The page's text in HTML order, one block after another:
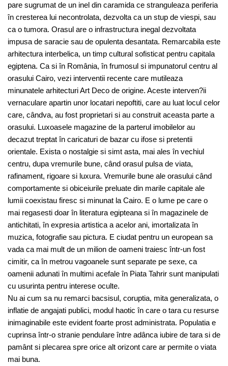
pare sugrumat de un inel din caramida ce stranguleaza periferia
în cresterea lui necontrolata, dezvolta ca un stup de viespi, sau
ca o tumora. Orasul are o infrastructura inegal dezvoltata
impusa de saracie sau de opulenta desantata. Remarcabila este
arhitectura interbelica, un timp cultural sofisticat pentru capitala
egiptena. Ca si în România, în frumosul si impunatorul centru al
orasului Cairo, vezi interventii recente care mutileaza
minunatele arhitecturi Art Deco de origine. Aceste interven?ii
vernaculare apartin unor locatari nepoftiti, care au luat locul celor
care, cândva, au fost proprietari si au construit aceasta parte a
orasului. Luxoasele magazine de la parterul imobilelor au
decazut treptat în caricaturi de bazar cu ifose si pretentii
orientale. Exista o nostalgie si simt asta, mai ales în vechiul
centru, dupa vremurile bune, când orasul pulsa de viata,
rafinament, rigoare si luxura. Vremurile bune ale orasului când
comportamente si obiceiurile preluate din marile capitale ale
lumii coexistau firesc si minunat la Cairo. E o lume pe care o
mai regasesti doar în literatura egipteana si în magazinele de
antichitati, în expresia artistica a acelor ani, imortalizata în
muzica, fotografie sau pictura. E ciudat pentru un european sa
vada ca mai mult de un milion de oameni traiesc într-un fost
cimitir, ca în metrou vagoanele sunt separate pe sexe, ca
oamenii adunati în multimi acefale în Piata Tahrir sunt manipulati
cu usurinta pentru interese oculte.
Nu ai cum sa nu remarci bacsisul, coruptia, mita generalizata, o
inflatie de angajati publici, modul haotic în care o tara cu resurse
inimaginabile este evident foarte prost administrata. Populatia e
cuprinsa într-o stranie pendulare între adânca iubire de tara si de
pamânt si plecarea spre orice alt orizont care ar permite o viata
mai buna.